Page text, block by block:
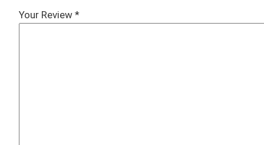
Your Review *